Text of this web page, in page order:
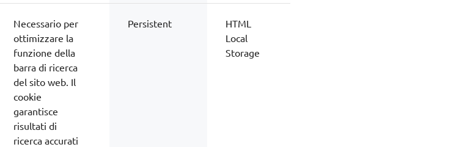
Necessario per
ottimizzare la
funzione della
barra di ricerca
del sito web. Il
cookie
garantisce
risultati di
ricerca accurati
Persistent
HTML
Local
Storage